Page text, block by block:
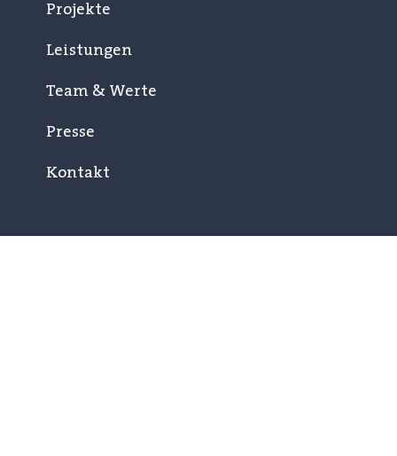
Projekte
Leistungen
Team & Werte
Presse
Kontakt